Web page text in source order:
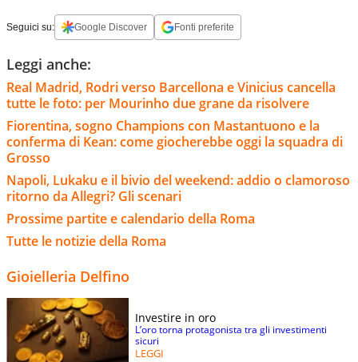
Seguici su: Google Discover Fonti preferite
Leggi anche:
Real Madrid, Rodri verso Barcellona e Vinicius cancella
tutte le foto: per Mourinho due grane da risolvere
Fiorentina, sogno Champions con Mastantuono e la
conferma di Kean: come giocherebbe oggi la squadra di
Grosso
Napoli, Lukaku e il bivio del weekend: addio o clamoroso
ritorno da Allegri? Gli scenari
Prossime partite e calendario della Roma
Tutte le notizie della Roma
Gioielleria Delfino
Investire in oro
L’oro torna protagonista tra gli investimenti
sicuri
LEGGI